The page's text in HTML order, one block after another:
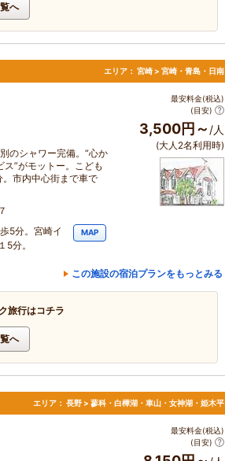
へ
エリア： 宮崎 > 宮崎・青島・日南
のシャワー完備。“心か
”がモットー。こども
市内中心街まで車で
5分。宮崎イ
分。
MAP
最安料金(税込)
(目安)
3,500円～ /人
(大人2名利用時)
この施設の宿泊プランをもっとみる
旅行はコチラ
へ
エリア： 長野 > 蓼科・白樺湖・車山・女神湖・姫木平
最安料金(税込)
(目安)